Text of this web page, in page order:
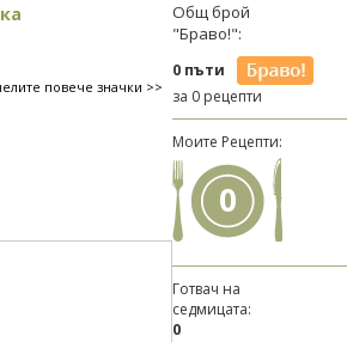
повече значки >>
Общ брой
"Браво!":
0 пъти
за 0 рецепти
Моите Рецепти:
0
Готвач на
седмицата:
0